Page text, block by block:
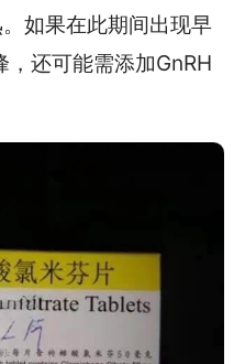
如果在此期间出现早
还可能需添加GnRH